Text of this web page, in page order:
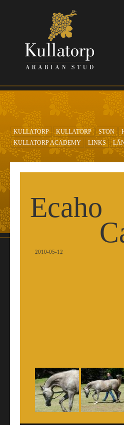
KULLATORP KULLATORP STON
KULLATORP ACADEMY
LINKS
Ecaho
2010-05-12